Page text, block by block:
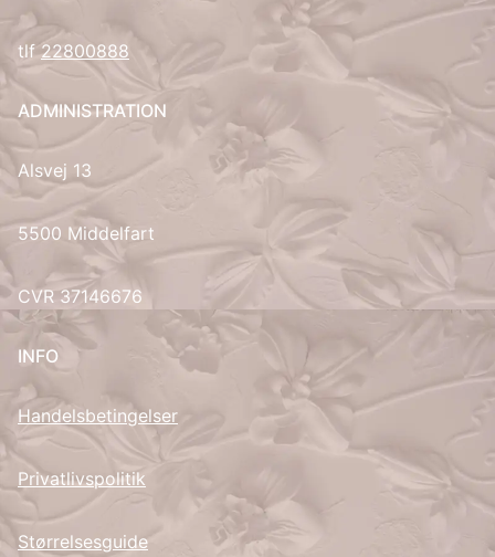
tlf22800888
ADMINISTRATION
Alsvej 13
5500 Middelfart
CVR 37146676
INFO
Handelsbetingelser
Privatlivspolitik
Størrelsesguide